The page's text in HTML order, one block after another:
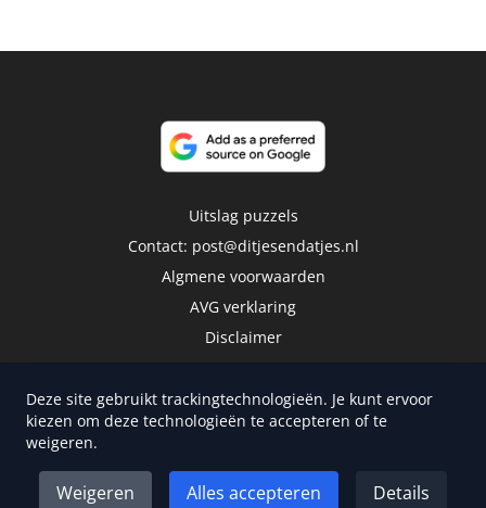
Uitslag puzzels
Contact: post@ditjesendatjes.nl
Algmene voorwaarden
AVG verklaring
Disclaimer
Deze site gebruikt trackingtechnologieën. Je kunt ervoor
kiezen om deze technologieën te accepteren of te
weigeren.
Weigeren Alles accepteren Details